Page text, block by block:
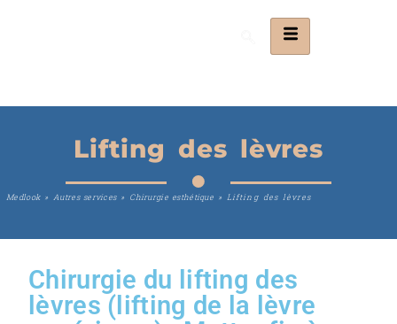
Lifting des lèvres
Medlook» Autres services» Chirurgie esthétique » Lifting des lèvres
Chirurgie du lifting des
lèvres (lifting de la lèvre